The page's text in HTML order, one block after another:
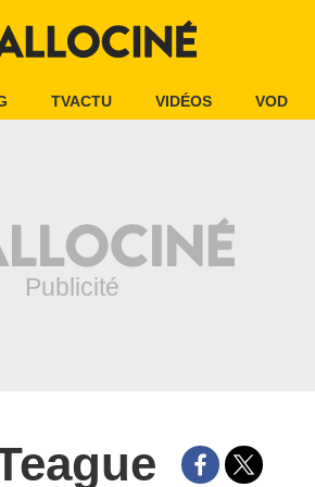
TVACTU VIDÉOS VOD